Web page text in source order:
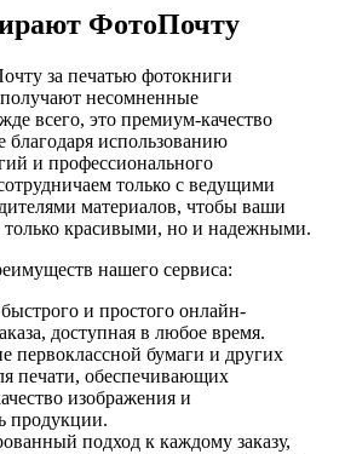
ФотоПочту
за печатью фотокниги
несомненные
всего, это премиум-качество
благодаря использованию
и профессионального
только с ведущими
материалов, чтобы ваши
красивыми, но и надежными.
нашего сервиса:
и простого онлайн-
доступная в любое время.
первоклассной бумаги и других
печати, обеспечивающих
изображения и
продукции.
подход к каждому заказу,